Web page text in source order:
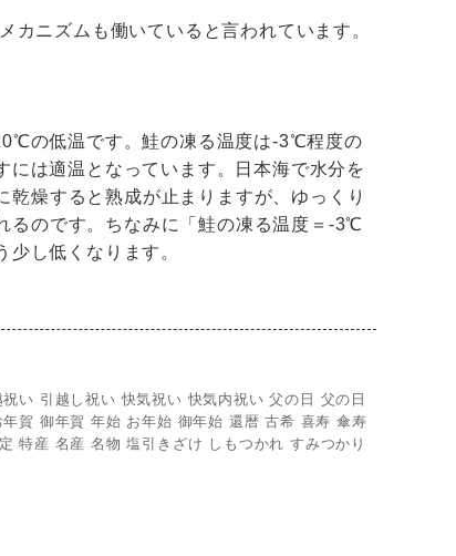
ニズムも働いていると言われています。
の低温です。鮭の凍る温度は-3℃程度の
は適温となっています。日本海で水分を
燥すると熟成が止まりますが、ゆっくり
るのです。ちなみに「鮭の凍る温度＝-3℃
し低くなります。
い 引越し祝い 快気祝い 快気内祝い 父の日 父の日
賀 御年賀 年始 お年始 御年始 還暦 古希 喜寿 傘寿
特産 名産 名物 塩引きざけ しもつかれ すみつかり